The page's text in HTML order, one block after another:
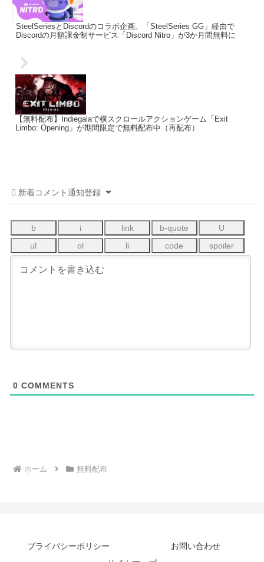
SteelSeriesとDiscordのコラボ企画。「SteelSeries GG」経由で
Discordの月額課金制サービス「Discord Nitro」が3か月間無料に
【無料配布】Indiegalaで横スクロールアクションゲーム「Exit
Limbo: Opening」が期間限定で無料配布中（再配布）
新着コメント通知登録
0 COMMENTS
ホーム 無料配布
プライバシーポリシー
お問い合わせ